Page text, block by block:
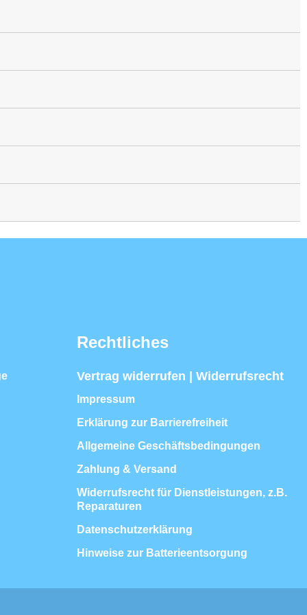
Rechtliches
Vertrag widerrufen | Widerrufsrecht
Impressum
Erklärung zur Barrierefreiheit
Allgemeine Geschäftsbedingungen
Zahlung & Versand
Widerrufsrecht für Dienstleistungen, z.B.
Reparaturen
Datenschutzerklärung
Hinweise zur Batterieentsorgung